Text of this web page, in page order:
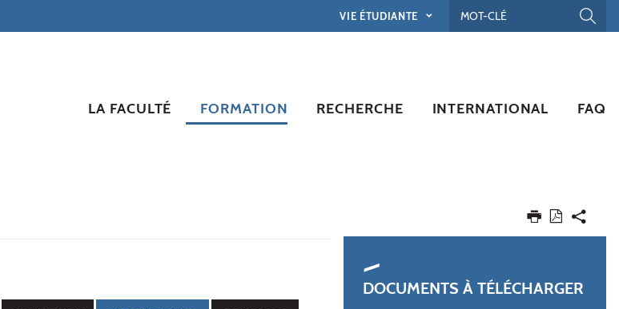
VIE ÉTUDIANTE
LA FACULTÉ FORMATION RECHERCHE INTERNATIONAL FAQ
DOCUMENTS À TÉLÉCHARGER